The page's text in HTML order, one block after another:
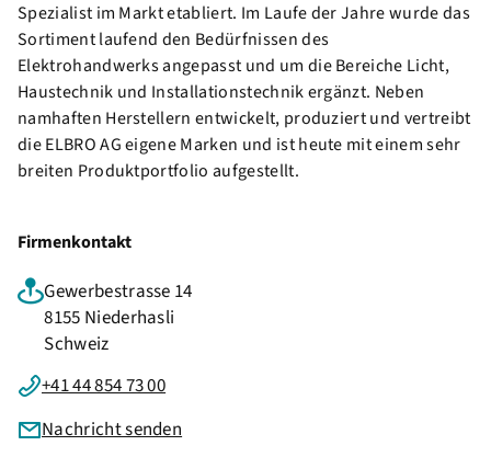
Spezialist im Markt etabliert. Im Laufe der Jahre wurde das
Sortiment laufend den Bedürfnissen des
Elektrohandwerks angepasst und um die Bereiche Licht,
Haustechnik und Installationstechnik ergänzt. Neben
namhaften Herstellern entwickelt, produziert und vertreibt
die ELBRO AG eigene Marken und ist heute mit einem sehr
breiten Produktportfolio aufgestellt.
Firmenkontakt
Gewerbestrasse 14
8155 Niederhasli
Schweiz
+41 44 854 73 00
Nachricht senden